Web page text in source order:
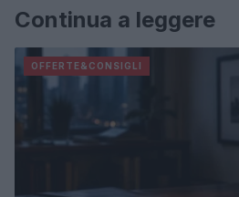
Continua a leggere
OFFERTE&CONSIGLI